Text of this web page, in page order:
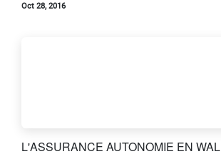
Oct 28, 2016
L'ASSURANCE AUTONOMIE EN